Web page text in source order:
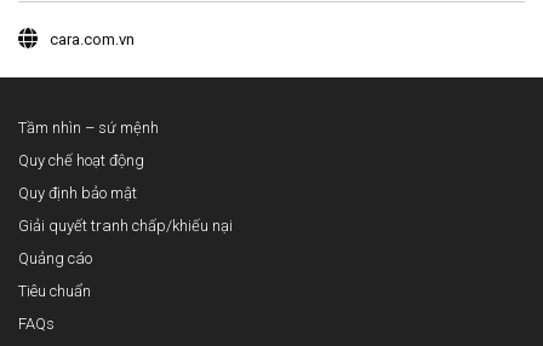
cara.com.vn
Tầm nhìn – sứ mệnh
Quy chế hoạt động
Quy định bảo mật
Giải quyết tranh chấp/khiếu nại
Quảng cáo
Tiêu chuẩn
FAQs